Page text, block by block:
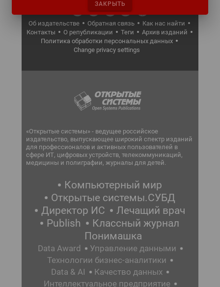
Об издательстве Обратная связь
Как нас найти
Контакты
О републикации Теги
Архив изданий
Политика обработки персональных данных
Change privacy settings
«Открытые системы» - ведущее российское
издательство, выпускающее широкий спектр изданий
для профессионалов и активных пользователей в
сфере ИТ, цифровых устройств, телекоммуникаций,
медицины и полиграфии, журналы для детей.
Компьютерный мир
Открытые системы.СУБД
Директор ИС
Лечащий врач
Publish
Классный журнал
Понимашка
Data Award
Управление данными
Технологии бизнес-аналитики
Data & AI
Качество данных
Интеллектуальное предприятие
ЗАКРЫТЬ